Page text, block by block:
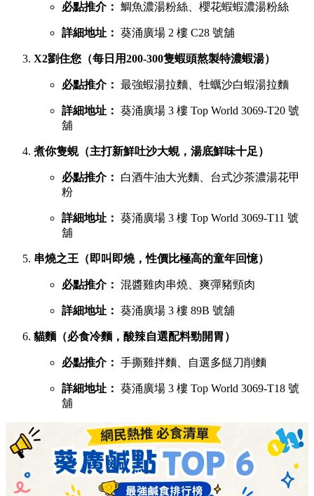
必點推介： 鯛魚濃湯粉絲、櫻花蝦蝦濃湯粉絲
詳細地址： 葵涌廣場 2 樓 C28 號舖
X2劉住您（每日用200-300隻蝦頭熬製特濃蝦湯）
必點推介： 最強蝦湯拉麵、牡蠣沙白蝦湯拉麵
詳細地址： 葵涌廣場 3 樓 Top World 3069-T20 號
舖
煮你隻蜆（主打新鮮吐沙大蜆，湯底鮮味十足）
必點推介：
白酒牛油大光麵、台式沙茶濃湯花甲
粉
詳細地址： 葵涌廣場 3 樓 Top World 3069-T11 號
舖
串燒之王（即叫即燒，性價比極高的童年回憶）
必點推介： 混醬雞肉串燒、爽彈豬頸肉
詳細地址： 葵涌廣場 3 樓 89B 號舖
貓麵（必食冷麵，酸辣自選配料勁開胃）
必點推介： 手撕雞拌麵、自選多餸刀削麵
詳細地址： 葵涌廣場 3 樓 Top World 3069-T18 號
舖